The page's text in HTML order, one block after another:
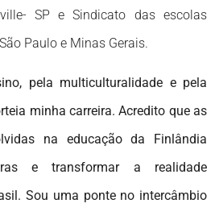
SP e Sindicato das escolas
Paulo e Minas Gerais.
pela multiculturalidade e pela
minha carreira. Acredito que as
na educação da Finlândia
e transformar a realidade
Sou uma ponte no intercâmbio